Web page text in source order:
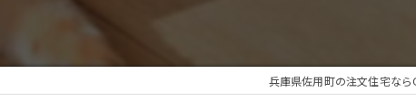
兵庫県佐用町の注文住宅なら